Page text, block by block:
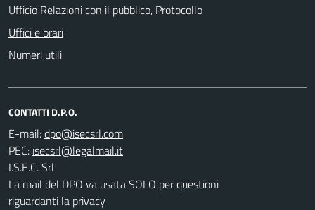
Ufficio Relazioni con il pubblico, Protocollo
Uffici e orari
Numeri utili
CONTATTI D.P.O.
E-mail:
PEC:
I.S.E.C. Srl
La mail del DPO va usata SOLO per questioni
riguardanti la privacy